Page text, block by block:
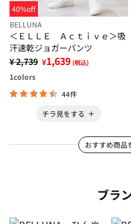
40%off
BELLUNA
＜ＥＬＬＥ Ａｃｔｉｖｅ＞吸
汗速乾ジョガーパンツ
¥ 2,739 ¥1,639 (税込)
1colors
44件
チラ見をする
おすすめ商品
ブラ